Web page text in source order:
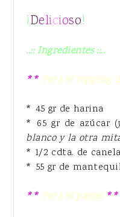
¡Delicioso!
..:: Ingredientes ::..
** Para el topping
* 45 gr de harina
* 65 gr de azúcar (
blanco y la otra m
* 1/2 cdta. de canela
* 55 gr de
** Para el pastel **